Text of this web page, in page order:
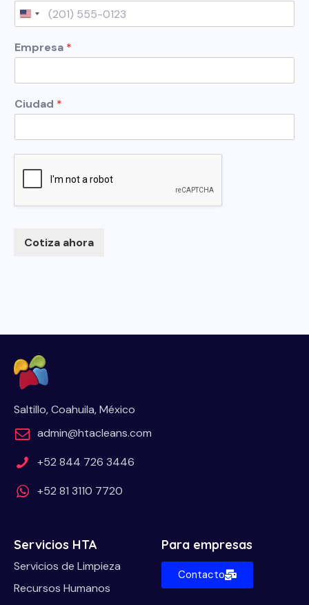
o
m
r
United States +1
Empresa *
Ciudad *
Cotiza ahora
Saltillo, Coahuila, México
admin@htacleans.com
+52 844 726 3446
+52 81 3110 7720
Servicios HTA
Servicios de Limpieza
Recursos Humanos
Para empresas
Contacto